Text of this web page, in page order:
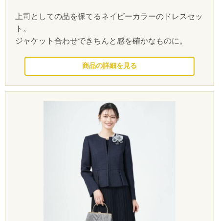
上司としての品を保てるネイビーカラーのドレスセッ
ト。
ジャケット合わせできちんと感を確かなものに。
このドレスを見る